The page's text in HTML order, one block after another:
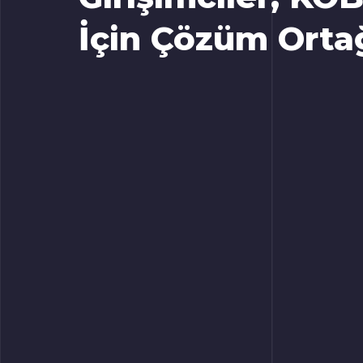
İçin Çözüm